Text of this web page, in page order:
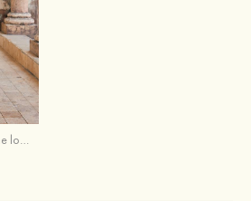
Trapèze bateau mousseline longueur mollet robe de mère de la mariée avec appliqué plissé veste